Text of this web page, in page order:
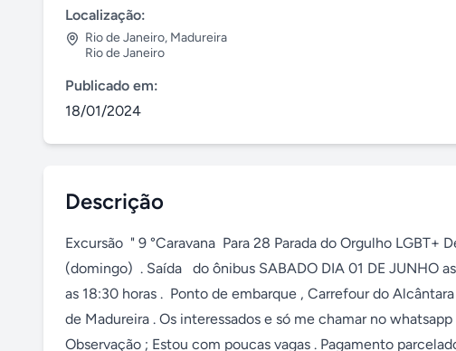
Localização:
Rio de Janeiro, Madureira
Rio de Janeiro
Publicado em:
18/01/2024
Descrição
Excursão  " 9 °Caravana  Para 28 Parada do Orgulho LGBT+
(domingo)  . Saída   do ônibus SABADO DIA 01 DE JUNHO
as 18:30 horas .  Ponto de embarque , Carrefour do
de Madureira . Os interessados e só me chamar no
Observação ; Estou com poucas vagas . Pagamento